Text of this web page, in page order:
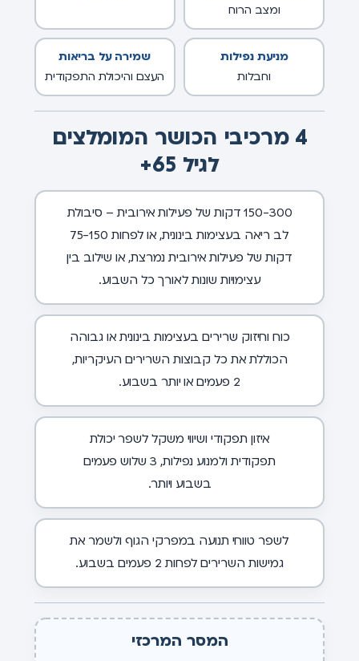
ומצב הרוח
מניעת נפילות
וחבלות
שמירה על בריאות
העצם והיכולת התפקודית
4 מרכיבי הכושר המומלצים
לגיל 65+
150-300 דקות של פעילות אירובית – סיבולת
לב ריאה בעצימות בינונית, או לפחות 75-150
דקות של פעילות אירובית נמרצת, או שילוב בין
עצימויות שונות לאורך כל השבוע.
כוח וחיזוק שרירים בעצימות בינונית או גבוהה
הכוללת את כל קבוצות השרירים העיקריות,
2 פעמים או יותר בשבוע.
איזון תפקודי ושיווי משקל לשפר יכולת
תפקודית ולמנוע נפילות, 3 שלוש פעמים
בשבוע ויותר.
לשפר טווחי תנועה במפרקי הגוף ולשמר את
גמישות השרירים לפחות 2 פעמים בשבוע.
המסר המרכזי